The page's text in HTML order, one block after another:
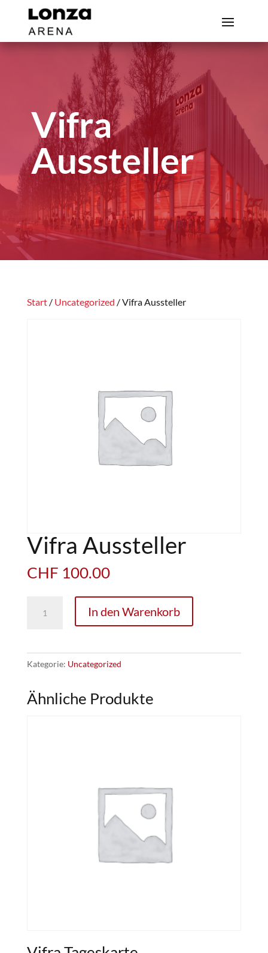
Vifra
Aussteller
Start/ Uncategorized / Vifra Aussteller
Vifra Aussteller
CHF 100.00
Aussteller
In den Warenkorb
Kategorie: Uncategorized
Ähnliche Produkte